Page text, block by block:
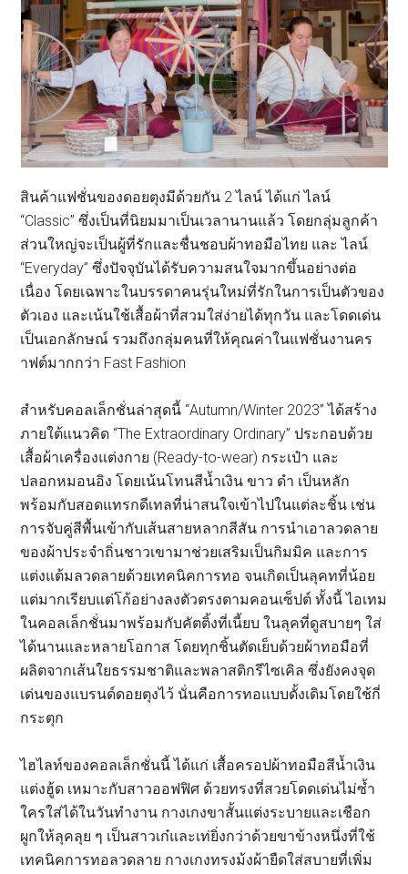
สินค้าแฟชั่นของดอยตุงมีด้วยกัน 2 ไลน์ ได้แก่ ไลน์
“Classic” ซึ่งเป็นที่นิยมมาเป็นเวลานานแล้ว โดยกลุ่มลูกค้า
ส่วนใหญ่จะเป็นผู้ที่รักและชื่นชอบผ้าทอมือไทย และ ไลน์
“Everyday” ซึ่งปัจจุบันได้รับความสนใจมากขึ้นอย่างต่อ
เนื่อง โดยเฉพาะในบรรดาคนรุ่นใหม่ที่รักในการเป็นตัวของ
ตัวเอง และเน้นใช้เสื้อผ้าที่สวมใส่ง่ายได้ทุกวัน และโดดเด่น
เป็นเอกลักษณ์ รวมถึงกลุ่มคนที่ให้คุณค่าในแฟชั่นงานคร
าฟต์มากกว่า Fast Fashion
สำหรับคอลเล็กชั่นล่าสุดนี้ “Autumn/Winter 2023” ได้สร้าง
ภายใต้แนวคิด “The Extraordinary Ordinary” ประกอบด้วย
เสื้อผ้าเครื่องแต่งกาย (Ready-to-wear) กระเป๋า และ
ปลอกหมอนอิง โดยเน้นโทนสีน้ำเงิน ขาว ดำ เป็นหลัก
พร้อมกับสอดแทรกดีเทลที่น่าสนใจเข้าไปในแต่ละชิ้น เช่น
การจับคู่สีพื้นเข้ากับเส้นสายหลากสีสัน การนำเอาลวดลาย
ของผ้าประจำถิ่นชาวเขามาช่วยเสริมเป็นกิมมิค และการ
แต่งแต้มลวดลายด้วยเทคนิคการทอ จนเกิดเป็นลุคทที่น้อย
แต่มากเรียบแต่โก้อย่างลงตัวตรงตามคอนเซ็ปต์ ทั้งนี้ ไอเทม
ในคอลเล็กชั่นมาพร้อมกับคัตติ้งที่เนี้ยบ ในลุคที่ดูสบายๆ ใส่
ได้นานและหลายโอกาส โดยทุกชิ้นตัดเย็บด้วยผ้าทอมือที่
ผลิตจากเส้นใยธรรมชาติและพลาสติกรีไซเคิล ซึ่งยังคงจุด
เด่นของแบรนด์ดอยตุงไว้ นั่นคือการทอแบบดั้งเดิมโดยใช้กี่
กระตุก
ไฮไลท์ของคอลเล็กชั่นนี้ ได้แก่ เสื้อครอปผ้าทอมือสีน้ำเงิน
แต่งฮู้ด เหมาะกับสาวออฟฟิศ ด้วยทรงที่สวยโดดเด่นไม่ซ้ำ
ใครใส่ได้ในวันทำงาน กางเกงขาสั้นแต่งระบายและเชือก
ผูกให้ลุคลุย ๆ เป็นสาวเก๋และเท่ยิ่งกว่าด้วยขาข้างหนึ่งที่ใช้
เทคนิคการทอลวดลาย กางเกงทรงม้งผ้ายืดใส่สบายที่เพิ่ม